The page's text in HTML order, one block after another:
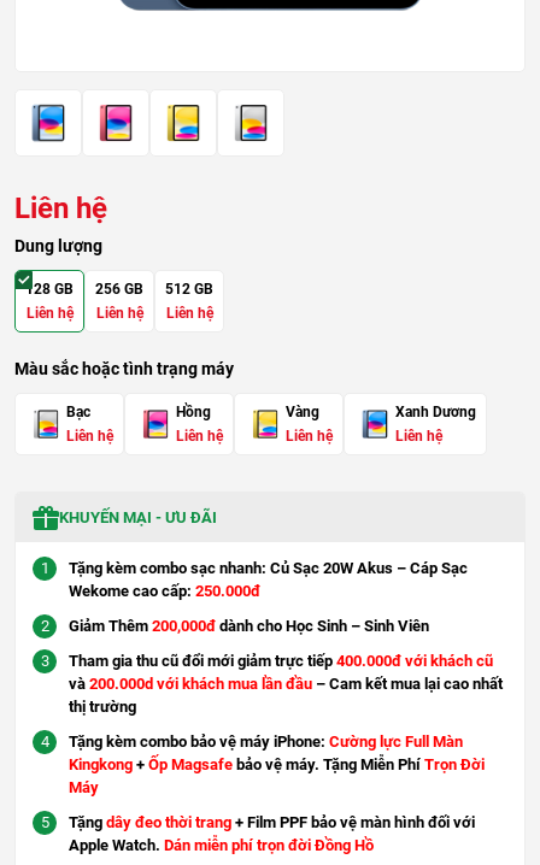
Liên hệ
Dung lượng
128 GB
Liên hệ
256 GB
Liên hệ
512 GB
Liên hệ
Màu sắc hoặc tình trạng máy
Bạc
Liên hệ
Hồng
Liên hệ
Vàng
Liên hệ
Xanh Dương
Liên hệ
KHUYẾN MẠI - ƯU ĐÃI
Tặng kèm combo sạc nhanh: Củ Sạc 20W Akus – Cáp Sạc
Wekome cao cấp: 250.000đ
Giảm Thêm 200,000đ dành cho Học Sinh – Sinh Viên
Tham gia thu cũ đổi mới giảm trực tiếp 400.000đ với khách cũ
và 200.000d với khách mua lần đầu – Cam kết mua lại cao nhất
thị trường
Tặng kèm combo bảo vệ máy iPhone: Cường lực Full Màn
Kingkong + Ốp Magsafe bảo vệ máy. Tặng Miễn Phí Trọn Đời
Máy
Tặng dây đeo thời trang + Film PPF bảo vệ màn hình đối với
Apple Watch. Dán miễn phí trọn đời Đồng Hồ